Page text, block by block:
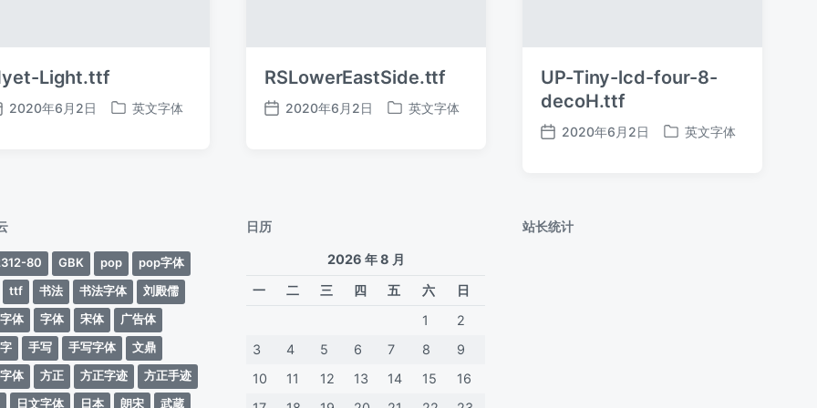
Light.ttf
2020年6月2日
发
英文字体
RSLowerEastSide.ttf
发
2020年6月2日
发
英文字体
UP-Tiny-lcd-four-8-
decoH.ttf
发
2020年6月2日
发
英文字体
80 GBK pop
pop字体
ttf
书法 书法字体
刘殿儒
体
字体 宋体
广告体
手写 手写字体
文鼎
体
方正 方正字迹
方正手迹
日文字体 日本 朗宋 武蔵
日历
2026 年 8 月
一
二 三 四 五 六
日
1
2
3
4 5 6 7 8
9
10
11 12 13 14 15
16
站长统计